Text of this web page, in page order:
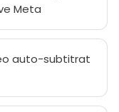
Meta
auto-subtitrat